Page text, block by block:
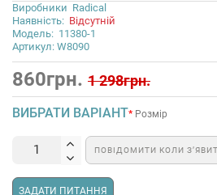
Виробники Radical
Наявність: Відсутній
Модель: 11380-1
Артикул: W8090
860грн. 1 298грн.
ВИБРАТИ ВАРІАНТ Розмір
ПОВІДОМИТИ КОЛИ
ЗАДАТИ ПИТАННЯ